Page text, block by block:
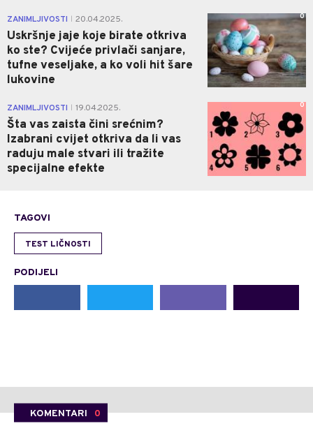
ZANIMLJIVOSTI 20.04.2025.
Uskršnje jaje koje birate otkriva
ko ste? Cvijeće privlači sanjare,
tufne veseljake, a ko voli hit šare
lukovine
0
ZANIMLJIVOSTI 19.04.2025.
Šta vas zaista čini srećnim?
Izabrani cvijet otkriva da li vas
raduju male stvari ili tražite
specijalne efekte
0
TAGOVI
TEST LIČNOSTI
PODIJELI
KOMENTARI 0